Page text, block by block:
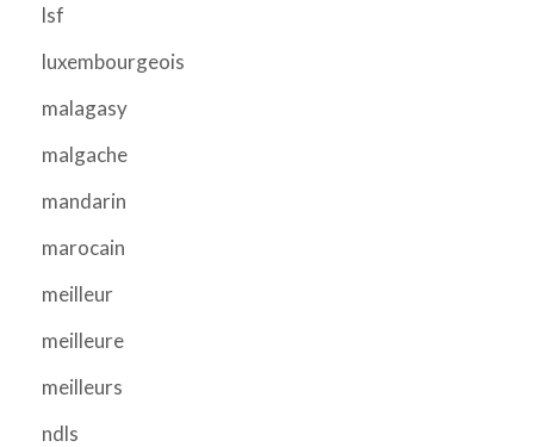
lsf
luxembourgeois
malagasy
malgache
mandarin
marocain
meilleur
meilleure
meilleurs
ndls